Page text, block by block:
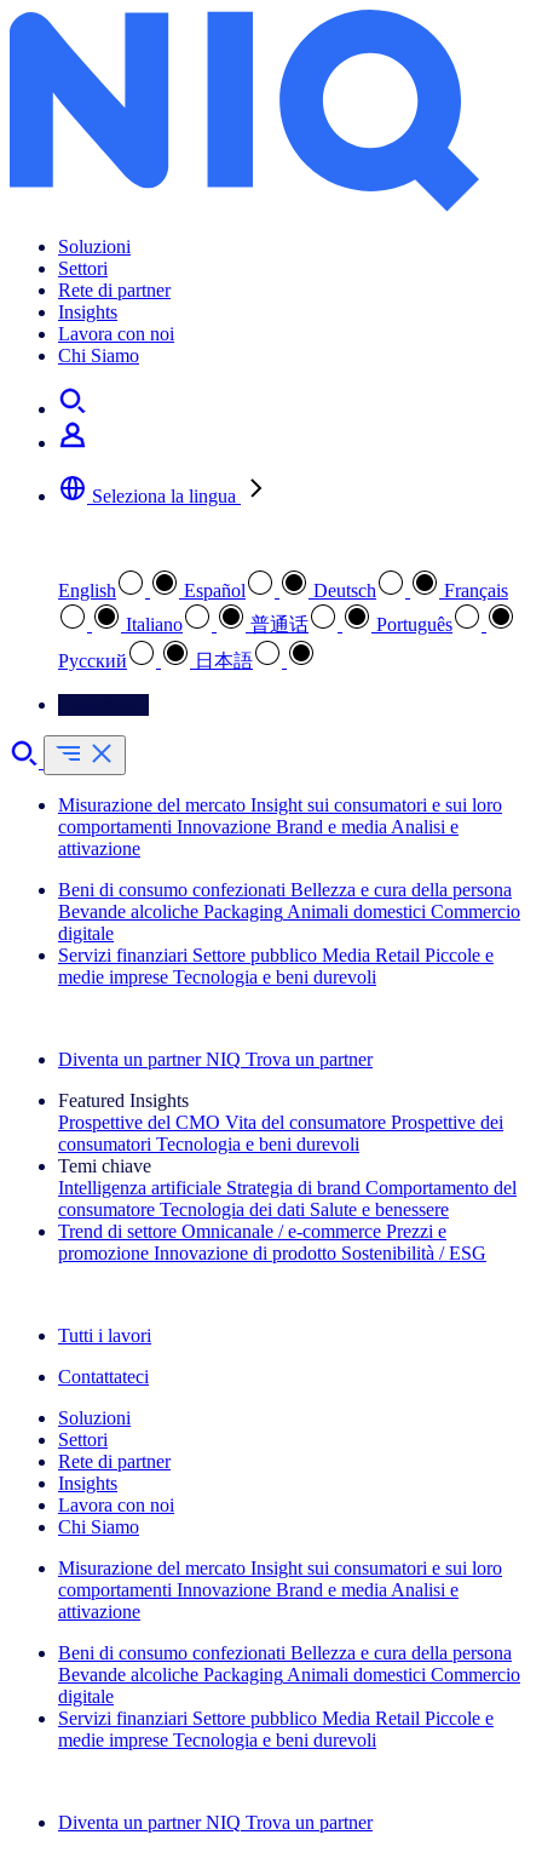
Soluzioni
Settori
Rete di partner
Insights
Lavora con noi
Chi Siamo
Seleziona la lingua
English Español Deutsch
Français
Italiano
普通话
Português
Pусский
日本語
Misurazione del mercato Insight sui consumatori e sui loro
comportamenti Innovazione Brand e media Analisi e
attivazione
Beni di consumo confezionati Bellezza e cura della persona
Bevande alcoliche Packaging Animali domestici Commercio
digitale
Servizi finanziari Settore pubblico Media Retail Piccole e
medie imprese Tecnologia e beni durevoli
Diventa un partner NIQ Trova un partner
Featured Insights
Prospettive del CMO Vita del consumatore Prospettive dei
consumatori Tecnologia e beni durevoli
Temi chiave
Intelligenza artificiale Strategia di brand Comportamento del
consumatore Tecnologia dei dati Salute e benessere
Trend di settore Omnicanale / e‑commerce Prezzi e
promozione Innovazione di prodotto Sostenibilità / ESG
Tutti i lavori
Contattateci
Soluzioni
Settori
Rete di partner
Insights
Lavora con noi
Chi Siamo
Misurazione del mercato Insight sui consumatori e sui loro
comportamenti Innovazione Brand e media Analisi e
attivazione
Beni di consumo confezionati Bellezza e cura della persona
Bevande alcoliche Packaging Animali domestici Commercio
digitale
Servizi finanziari Settore pubblico Media Retail Piccole e
medie imprese Tecnologia e beni durevoli
Diventa un partner NIQ Trova un partner